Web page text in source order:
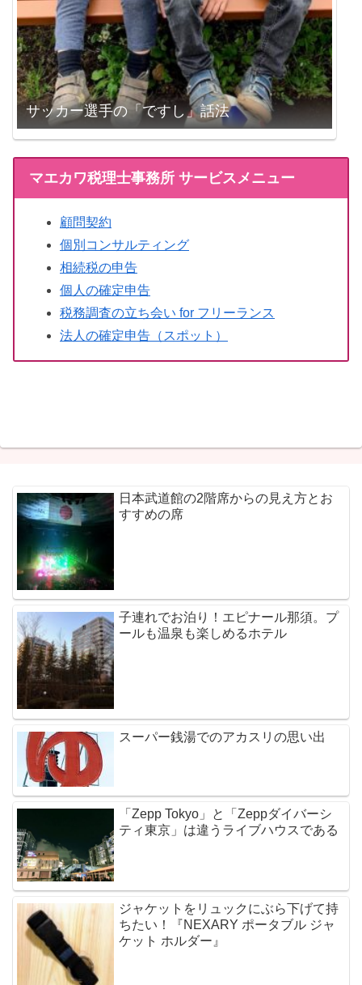
サッカー選手の「ですし」話法
マエカワ税理士事務所 サービスメニュー
顧問契約
個別コンサルティング
相続税の申告
個人の確定申告
税務調査の立ち会い for フリーランス
法人の確定申告（スポット）
日本武道館の2階席からの見え方とお
すすめの席
子連れでお泊り！エピナール那須。プ
ールも温泉も楽しめるホテル
スーパー銭湯でのアカスリの思い出
「Zepp Tokyo」と「Zeppダイバーシ
ティ東京」は違うライブハウスである
ジャケットをリュックにぶら下げて持
ちたい！『NEXARY ポータブル ジャ
ケット ホルダー』